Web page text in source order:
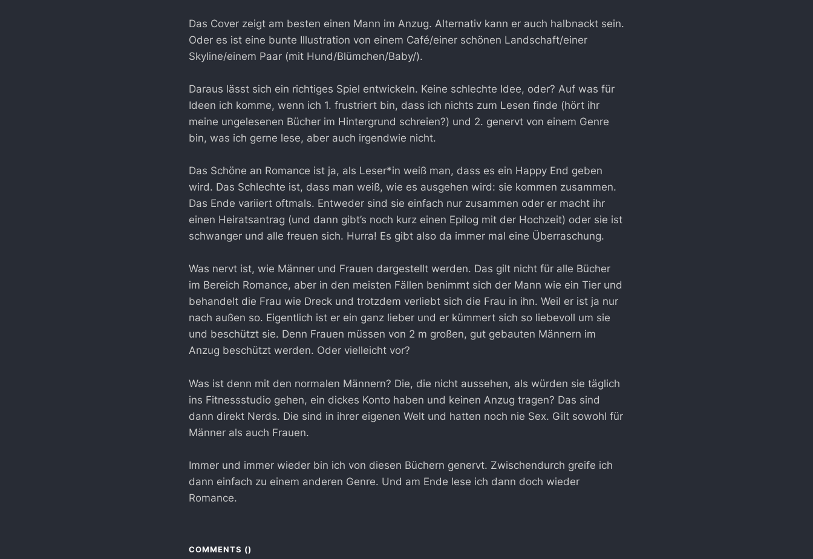
Das Cover zeigt am besten einen Mann im Anzug. Alternativ kann er auch halbnackt sein.
Oder es ist eine bunte Illustration von einem Café/einer schönen Landschaft/einer
Skyline/einem Paar (mit Hund/Blümchen/Baby/).
Daraus lässt sich ein richtiges Spiel entwickeln. Keine schlechte Idee, oder? Auf was für
Ideen ich komme, wenn ich 1. frustriert bin, dass ich nichts zum Lesen finde (hört ihr
meine ungelesenen Bücher im Hintergrund schreien?) und 2. genervt von einem Genre
bin, was ich gerne lese, aber auch irgendwie nicht.
Das Schöne an Romance ist ja, als Leser*in weiß man, dass es ein Happy End geben
wird. Das Schlechte ist, dass man weiß, wie es ausgehen wird: sie kommen zusammen.
Das Ende variiert oftmals. Entweder sind sie einfach nur zusammen oder er macht ihr
einen Heiratsantrag (und dann gibt’s noch kurz einen Epilog mit der Hochzeit) oder sie ist
schwanger und alle freuen sich. Hurra! Es gibt also da immer mal eine Überraschung.
Was nervt ist, wie Männer und Frauen dargestellt werden. Das gilt nicht für alle Bücher
im Bereich Romance, aber in den meisten Fällen benimmt sich der Mann wie ein Tier und
behandelt die Frau wie Dreck und trotzdem verliebt sich die Frau in ihn. Weil er ist ja nur
nach außen so. Eigentlich ist er ein ganz lieber und er kümmert sich so liebevoll um sie
und beschützt sie. Denn Frauen müssen von 2 m großen, gut gebauten Männern im
Anzug beschützt werden. Oder vielleicht vor?
Was ist denn mit den normalen Männern? Die, die nicht aussehen, als würden sie täglich
ins Fitnessstudio gehen, ein dickes Konto haben und keinen Anzug tragen? Das sind
dann direkt Nerds. Die sind in ihrer eigenen Welt und hatten noch nie Sex. Gilt sowohl für
Männer als auch Frauen.
Immer und immer wieder bin ich von diesen Büchern genervt. Zwischendurch greife ich
dann einfach zu einem anderen Genre. Und am Ende lese ich dann doch wieder
Romance.
COMMENTS ()